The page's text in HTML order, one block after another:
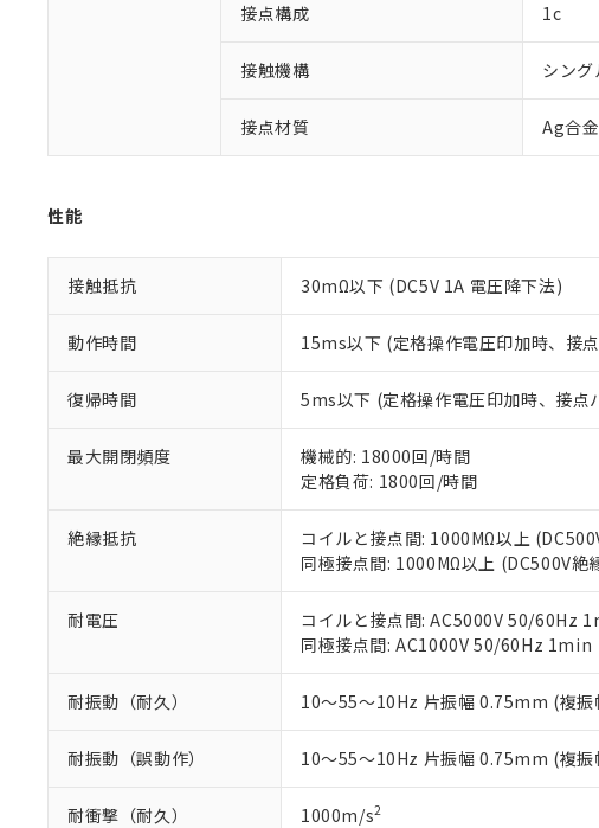
接点構成 1c
接触機構 シング
接点材質 Ag合
性能
接触抵抗 30mΩ以下 (DC5V 1A 電圧降下法)
動作時間 15ms以下 (定格操作電圧印加時、接
復帰時間 5ms以下 (定格操作電圧印加時、接点
最大開閉頻度
機械的: 18000回/時間
定格負荷: 1800回/時間
絶縁抵抗
コイルと接点間: 1000MΩ以上
同極接点間: 1000MΩ以上 (DC500V絶
耐電圧
コイルと接点間: AC5000V 50/60Hz
同極接点間: AC1000V 50/60Hz 1min
耐振動（耐久） 10～55～10Hz 片振幅 0.75mm (複
耐振動（誤動作） 10～55～10Hz 片振幅 0.75mm (複
耐衝撃（耐久） 1000m/s2
ご利用条件
当社制御機器事業取
在庫状況および標準
のであり、閲覧され
い。
正式な納期状況およ
当社販売員にご相談
オムロン制御機器販
在庫状況および標準
す。
マイパーツ機能（部
お客様が当ウェブサ
が、当社の製品・サ
さい。
※当社の共同利用者と
いる法人を指します。
対応済み：EU RoHS指
対応予定：EU RoHS指令
対応予定なし：EU RoHS
調査・確認中：EU RoHS
非該当品：ライセンス料
仕入先様の事情により、
六価クロム(Cr(Ⅵ)) 1000ppm以下、
フタル酸ビス(2-エチルヘキシル)
ル（DBP） 1000ppm以下、フタ
但し、RoHS指令で産業用監視お
※2 対応予定月
部品在庫の切り替え状況な
※3 非含有証明書ダウ
下記の非含有証明書をダウ
EU RoHS指令（10物質）の
51物質の非含有証明書（当
※本証明書は発行日時点で
また、RoHS指令のフタル
混在することから備考欄に
既に当社にて対応品への
※1 中国RoHS○×表
*中国RoHS10物質の基準値 (GB/
DBP(フタル酸ジブチル) :
※2 環境保護使用期限
「ｅ」：有害物質（10物質
「10」：通常の使用状況下
味します。
「－」：未確認です。当社
などの必要な手続きを
当社は規制貨物を破
当社は貴社製品を、
置等に一切使用いた
当社は、貴社製品を
また当社は、販売先
たしません。
記
号
説明
○ 一定数以上の在
△ 一定数には満た
－
在庫なし(最新の
機器販売店・当社
空
白
受注生産機種、